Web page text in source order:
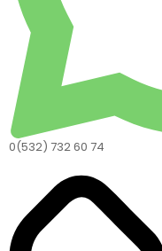
0(532) 732 60 74